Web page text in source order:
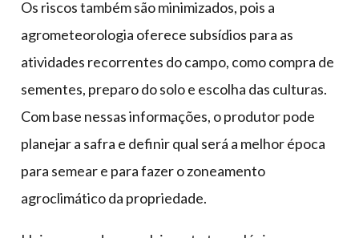
Os riscos também são minimizados, pois a
agrometeorologia oferece subsídios para as
atividades recorrentes do campo, como compra de
sementes, preparo do solo e escolha das culturas.
Com base nessas informações, o produtor pode
planejar a safra e definir qual será a melhor época
para semear e para fazer o zoneamento
agroclimático da propriedade.